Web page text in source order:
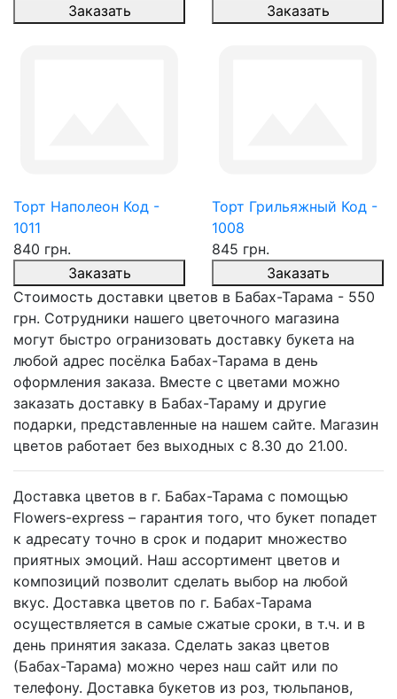
Заказать
Заказать
Торт Наполеон Код -
1011
840 грн.
Заказать
Торт Грильяжный Код -
1008
845 грн.
Заказать
Стоимость доставки цветов в Бабах-Тарама - 550
грн. Сотрудники нашего цветочного магазина
могут быстро огранизовать доставку букета на
любой адрес посёлка Бабах-Тарама в день
оформления заказа. Вместе с цветами можно
заказать доставку в Бабах-Тараму и другие
подарки, представленные на нашем сайте. Магазин
цветов работает без выходных с 8.30 до 21.00.
Доставка цветов в г. Бабах-Тарама с помощью
Flowers-express – гарантия того, что букет попадет
к адресату точно в срок и подарит множество
приятных эмоций. Наш ассортимент цветов и
композиций позволит сделать выбор на любой
вкус. Доставка цветов по г. Бабах-Тарама
осуществляется в самые сжатые сроки, в т.ч. и в
день принятия заказа. Сделать заказ цветов
(Бабах-Тарама) можно через наш сайт или по
телефону. Доставка букетов из роз, тюльпанов,